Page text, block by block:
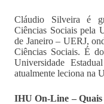
Cláudio Silveira é
Ciências Sociais pela
de Janeiro – UERJ,
Ciências Sociais. É
Universidade
atualmente leciona na
IHU On-Line – Quais